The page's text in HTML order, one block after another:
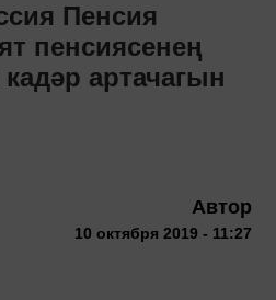
Пенсия
пенсиясенең
артачагын
Автор
10 октября 2019 - 11:27